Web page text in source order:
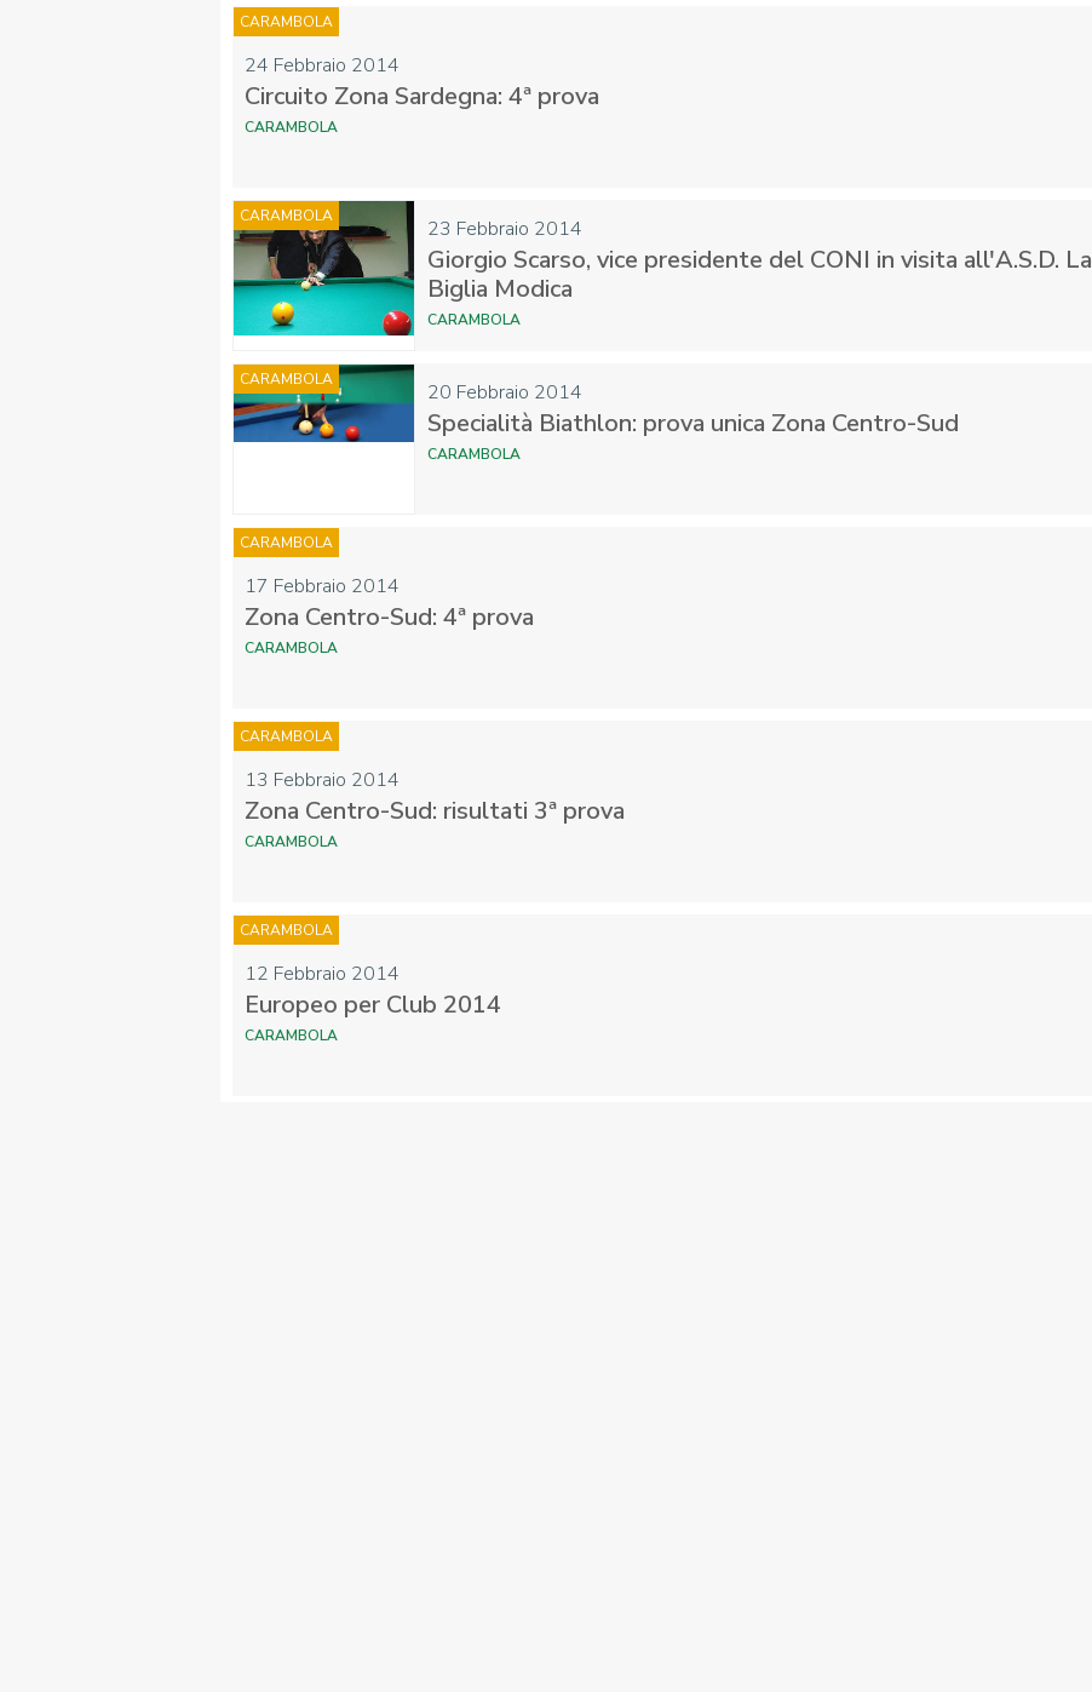
24 Febbraio 2014
CARAMBOLA
Circuito Zona Sardegna: 4ª prova
CARAMBOLA
23 Febbraio 2014
CARAMBOLA
Giorgio Scarso, vice presidente del CONI in visita all'A.S.D. La
Biglia Modica
CARAMBOLA
20 Febbraio 2014
CARAMBOLA
Specialità Biathlon: prova unica Zona Centro-Sud
CARAMBOLA
17 Febbraio 2014
CARAMBOLA
Zona Centro-Sud: 4ª prova
CARAMBOLA
13 Febbraio 2014
CARAMBOLA
Zona Centro-Sud: risultati 3ª prova
CARAMBOLA
12 Febbraio 2014
CARAMBOLA
Europeo per Club 2014
CARAMBOLA